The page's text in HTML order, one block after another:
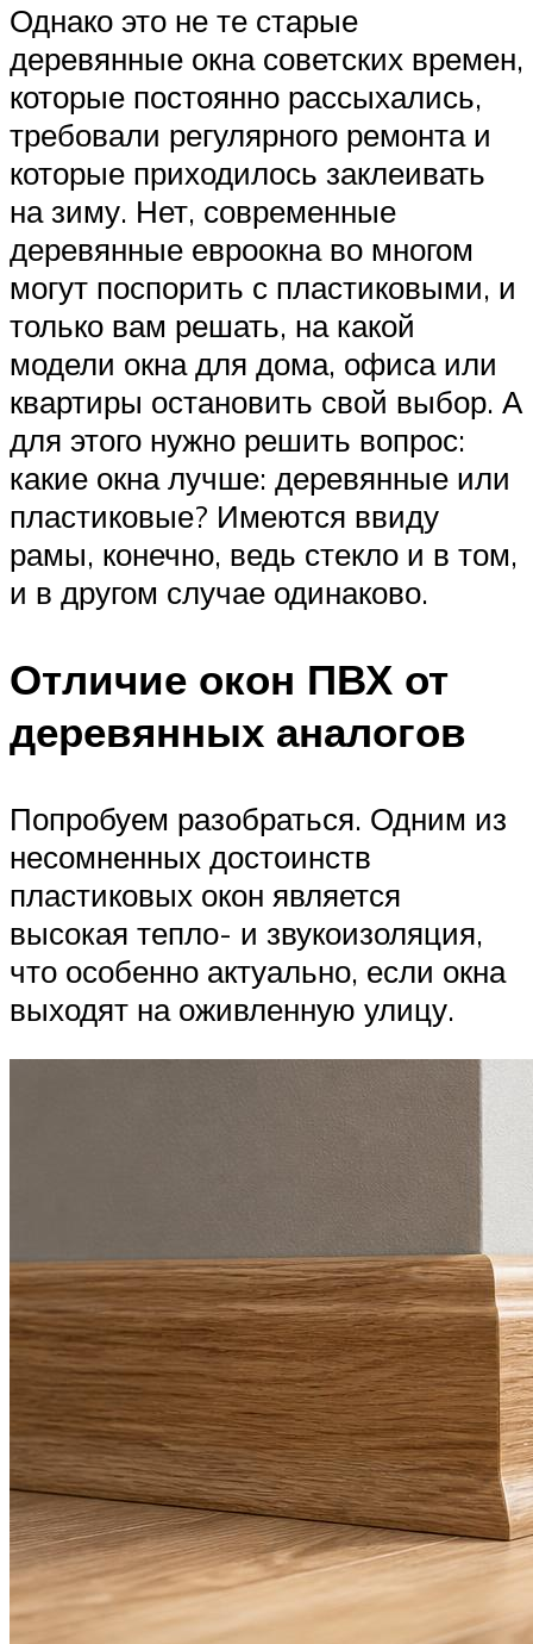
Однако это не те старые
деревянные окна советских времен,
которые постоянно рассыхались,
требовали регулярного ремонта и
которые приходилось заклеивать
на зиму. Нет, современные
деревянные евроокна во многом
могут поспорить с пластиковыми, и
только вам решать, на какой
модели окна для дома, офиса или
квартиры остановить свой выбор. А
для этого нужно решить вопрос:
какие окна лучше: деревянные или
пластиковые? Имеются ввиду
рамы, конечно, ведь стекло и в том,
и в другом случае одинаково.
Отличие окон ПВХ от
деревянных аналогов
Попробуем разобраться. Одним из
несомненных достоинств
пластиковых окон является
высокая тепло- и звукоизоляция,
что особенно актуально, если окна
выходят на оживленную улицу.